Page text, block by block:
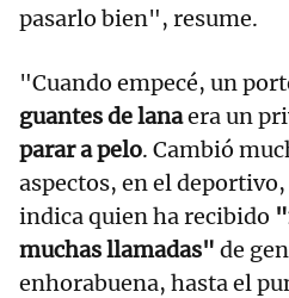
pasarlo bien", resume.
"Cuando empecé, un
guantes de lanaera un
parar a pelo. Cambió
aspectos, en el
indica quien ha recibido
muchas llamadas" de
enhorabuena, hasta el